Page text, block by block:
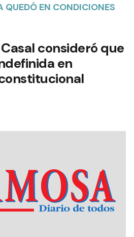
QUEDÓ EN CONDICIONES
consideró que
en